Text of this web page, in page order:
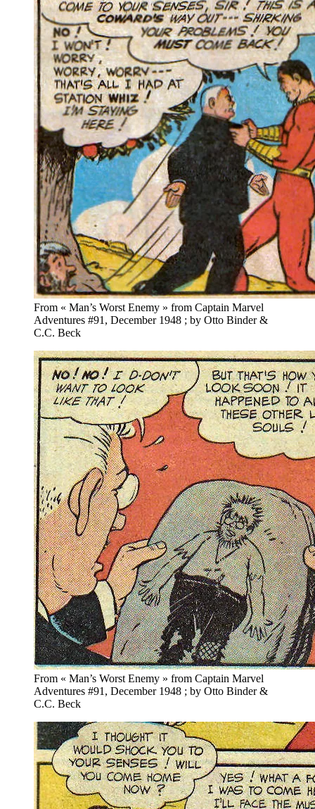
From « Man’s Worst Enemy » from Captain Marvel
Adventures #91, December 1948 ; by Otto Binder &
C.C. Beck
From « Man’s Worst Enemy » from Captain Marvel
Adventures #91, December 1948 ; by Otto Binder &
C.C. Beck